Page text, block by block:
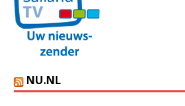
NU.NL